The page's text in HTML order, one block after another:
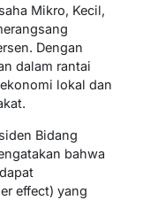
Mikro, Kecil,
Dengan
dalam rantai
lokal dan
Bidang
bahwa
effect) yang